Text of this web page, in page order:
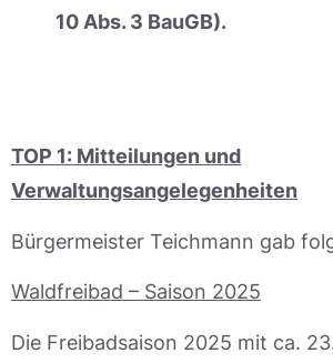
10 Abs. 3 BauGB).
TOP 1: Mitteilungen und
Verwaltungsangelegenheiten
Bürgermeister Teichmann gab
Waldfreibad – Saison 2025
Die Freibadsaison 2025 mit ca.